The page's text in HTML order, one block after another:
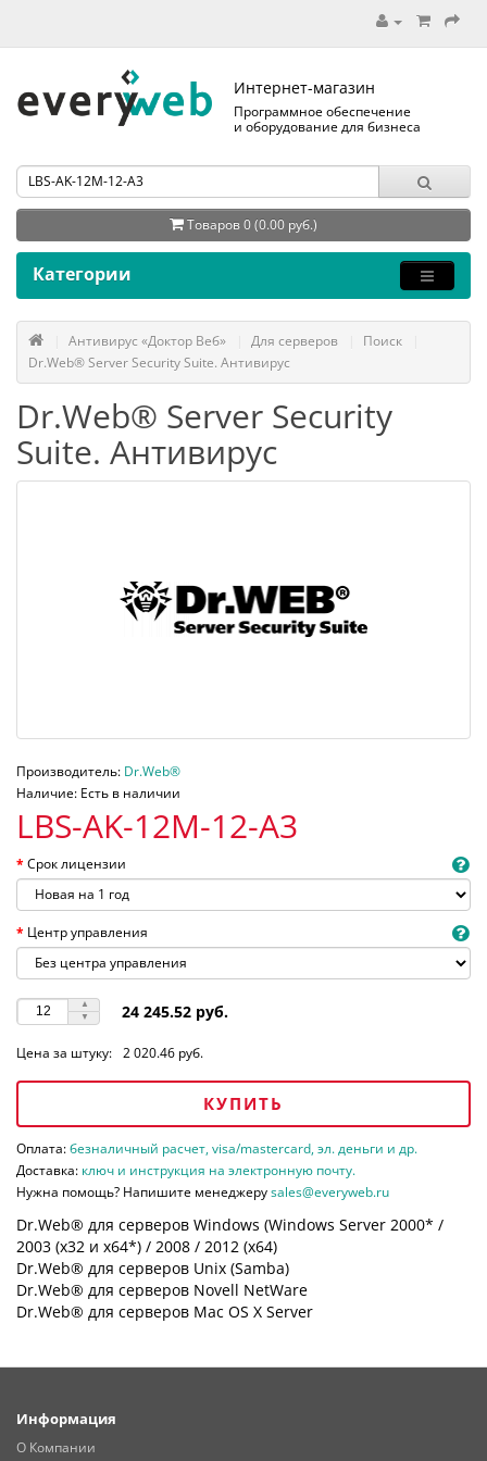
Интернет-магазин
Программное обеспечение
и оборудование для бизнеса
Товаров 0 (0.00 руб.)
Категории
Антивирус «Доктор Веб» Для серверов
Поиск
Dr.Web® Server Security Suite. Антивирус
Dr.Web® Server Security
Suite. Антивирус
Производитель: Dr.Web®
Наличие: Есть в наличии
LBS-AK-12M-12-A3
Срок лицензии
Центр управления
24 245.52 руб.
Цена за штуку: 2 020.46 руб.
КУПИТЬ
Оплата:безналичный расчет, visa/mastercard, эл. деньги и др.
Доставка: ключ и инструкция на электронную почту.
Нужна помощь? Напишите менеджеруsales@everyweb.ru
Dr.Web® для серверов Windows (Windows Server 2000* /
2003 (х32 и х64*) / 2008 / 2012 (х64)
Dr.Web® для серверов Unix (Samba)
Dr.Web® для серверов Novell NetWare
Dr.Web® для серверов Mac OS X Server
Информация
О Компании